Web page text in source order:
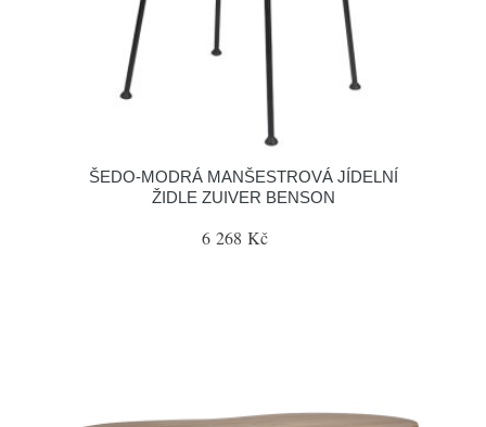
ŠEDO-MODRÁ MANŠESTROVÁ JÍDELNÍ
ŽIDLE ZUIVER BENSON
6 268 Kč